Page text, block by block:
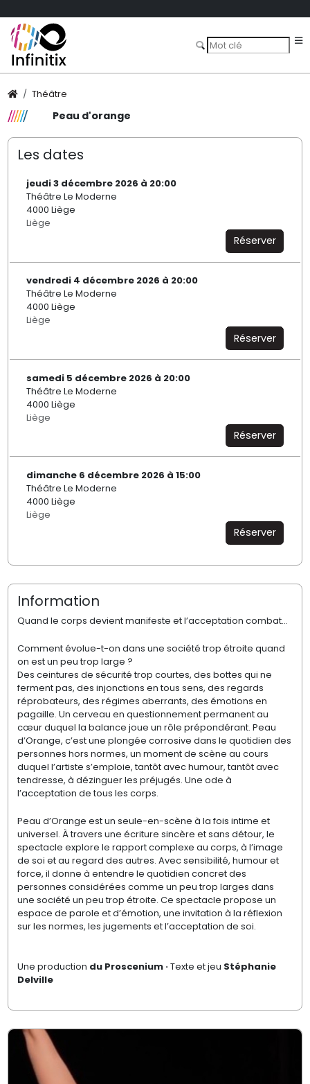
Théâtre
Peau d'orange
Les dates
jeudi 3 décembre 2026 à 20:00
Théâtre Le Moderne
4000 Liège
Liège
Réserver
vendredi 4 décembre 2026 à 20:00
Théâtre Le Moderne
4000 Liège
Liège
Réserver
samedi 5 décembre 2026 à 20:00
Théâtre Le Moderne
4000 Liège
Liège
Réserver
dimanche 6 décembre 2026 à 15:00
Théâtre Le Moderne
4000 Liège
Liège
Réserver
Information
Quand le corps devient manifeste et l’acceptation combat…
Comment évolue-t-on dans une société trop étroite quand
on est un peu trop large ?
Des ceintures de sécurité trop courtes, des bottes qui ne
ferment pas, des injonctions en tous sens, des regards
réprobateurs, des régimes aberrants, des émotions en
pagaille. Un cerveau en questionnement permanent au
cœur duquel la balance joue un rôle prépondérant. Peau
d’Orange, c’est une plongée corrosive dans le quotidien des
personnes hors normes, un moment de scène au cours
duquel l’artiste s’emploie, tantôt avec humour, tantôt avec
tendresse, à dézinguer les préjugés. Une ode à
l’acceptation de tous les corps.
Peau d’Orange est un seule-en-scène à la fois intime et
universel. À travers une écriture sincère et sans détour, le
spectacle explore le rapport complexe au corps, à l’image
de soi et au regard des autres. Avec sensibilité, humour et
force, il donne à entendre le quotidien concret des
personnes considérées comme un peu trop larges dans
une société un peu trop étroite. Ce spectacle propose un
espace de parole et d’émotion, une invitation à la réflexion
sur les normes, les jugements et l’acceptation de soi.
Une production du Proscenium·Texte et jeu Stéphanie
Delville